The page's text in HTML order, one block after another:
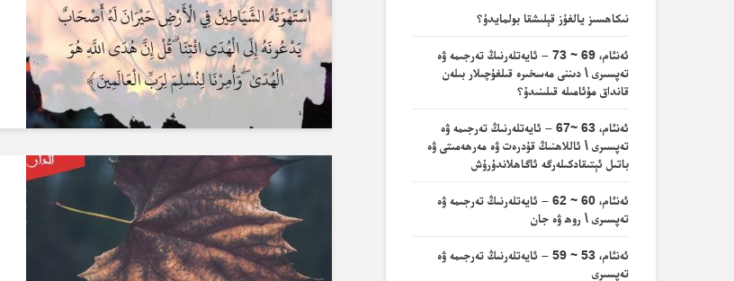
نىكاھسىز يالغۇز قېلىشقا بولمايدۇ؟
ئەنئام، 69 ~ 73 – ئايەتلەرنىڭ تەرجىمە ۋە
تەپسىرى \ دىننى مەسخىرە قىلغۇچىلار بىلەن
قانداق مۇئامىلە قىلىنىدۇ؟
ئەنئام، 63 ~67 – ئايەتلەرنىڭ تەرجىمە ۋە
تەپسىرى \ ئاللاھنىڭ قۇدرەت ۋە مەرھەمىتى ۋە
باتىل ئېتىقادكىلەرگە ئاگاھلاندۇرۇش
ئەنئام، 60 ~ 62 – ئايەتلەرنىڭ تەرجىمە ۋە
تەپسىرى \ روھ ۋە جان
ئەنئام، 53 ~ 59 – ئايەتلەرنىڭ تەرجىمە ۋە
تەپسىرى